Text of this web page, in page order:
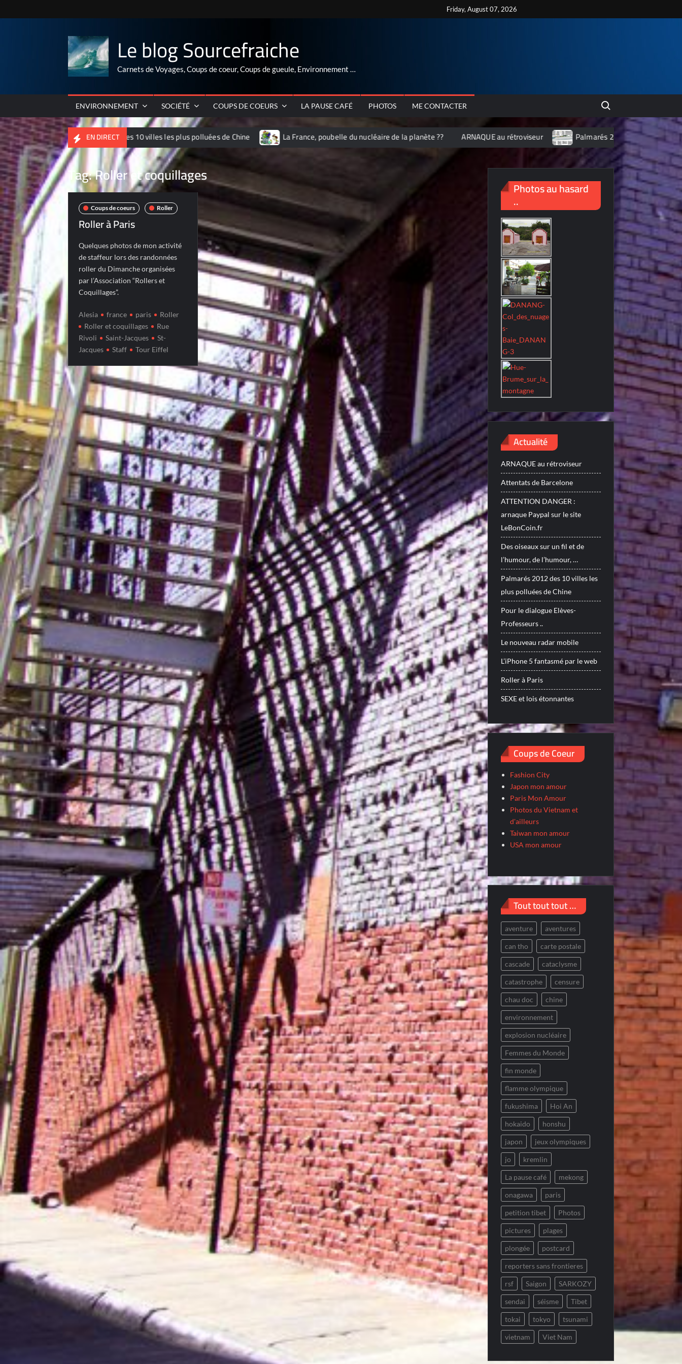
to
Friday, August 07, 2026
Le blog Sourcefraiche
Carnets de Voyages, Coups de coeur, Coups de gueule, Environnement …
ENVIRONNEMENT SOCIÉTÉ COUPS DE COEURS LA PAUSE CAFÉ PHOTOS ME CONTACTER
Search for:
EN DIRECT
Palmarés 2012 des 10 villes les plus polluées de Chine La France, poubelle du nucléaire de la planète ?? ARNAQUE au rétroviseur Palmarés 2012 des 10 villes les plus polluées
Tag:Roller et coquillages
Coups de coeurs Roller
Roller à Paris
Quelques photos de mon activité
de staffeur lors des randonnées
roller du Dimanche organisées
par l’Association “Rollers et
Coquillages”.
Alesia france paris
Roller
Roller et coquillages
Rue
Rivoli
Saint-Jacques
St-
Jacques
Staff Tour Eiffel
Photos au hasard
..
Actualité
ARNAQUE au rétroviseur
Attentats de Barcelone
ATTENTION DANGER :
arnaque Paypal sur le site
LeBonCoin.fr
Des oiseaux sur un fil et de
l’humour, de l’humour, …
Palmarés 2012 des 10 villes les
plus polluées de Chine
Pour le dialogue Elèves-
Professeurs ..
Le nouveau radar mobile
L’iPhone 5 fantasmé par le web
Roller à Paris
SEXE et lois étonnantes
Coups de Coeur
Fashion City
Japon mon amour
Paris Mon Amour
Photos du Vietnam et
d'ailleurs
Taiwan mon amour
USA mon amour
Tout tout tout …
aventure aventures
can tho carte postale
cascade cataclysme
catastrophe censure
chau doc chine
environnement
explosion nucléaire
Femmes du Monde
fin monde
flamme olympique
fukushima Hoi An
hokaido honshu
japon jeux olympiques
jo kremlin
La pause café mekong
onagawa paris
petition tibet Photos
pictures plages
plongée postcard
reporters sans frontieres
rsf Saigon SARKOZY
sendai séisme Tibet
tokai tokyo tsunami
vietnam Viet Nam